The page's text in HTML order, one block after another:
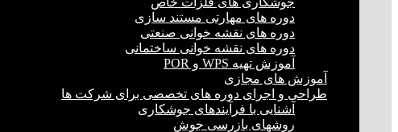
دوره های مهارتی مستند سازی
دوره های نقشه خوانی صنعتی
دوره های نقشه خوانی ساختمانی
آموزش تهیه WPS و POR
آموزش های مجازی
طراحی و اجرای دوره های تخصصی برای شرکت ها
آشنایی با فرآیندهای جوشکاری
روشهای بازرسی جوش